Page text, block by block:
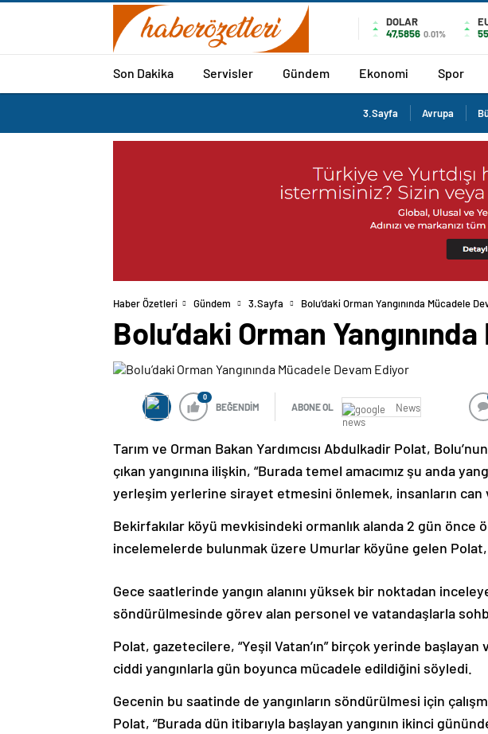
DOLAR
47,5856 0.01%
Son Dakika Servisler Gündem Ekonomi Spor
3.Sayfa Avrupa
Haber Özetleri Gündem 3.Sayfa Bolu’daki Orman Yangınında Mücadele
Bolu’daki Orman
0
BEĞENDİM ABONE OL News
Tarım ve Orman Bakan Yardımcısı Abdulkadir Polat,
çıkan yangınına ilişkin, “Burada temel amacımız şu anda
yerleşim yerlerine sirayet etmesini önlemek, insanların can
Bekirfakılar köyü mevkisindeki ormanlık alanda 2 gün önce
incelemelerde bulunmak üzere Umurlar köyüne gelen
Gece saatlerinde yangın alanını yüksek bir noktadan
söndürülmesinde görev alan personel ve vatandaşlarla
Polat, gazetecilere, “Yeşil Vatan’ın” birçok yerinde başlayan
ciddi yangınlarla gün boyunca mücadele edildiğini söyledi.
Gecenin bu saatinde de yangınların söndürülmesi için
Polat, “Burada dün itibarıyla başlayan yangının ikinci